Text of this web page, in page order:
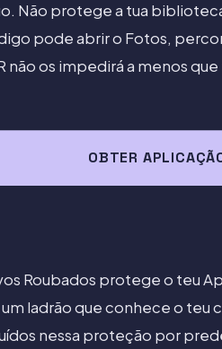
Não protege a tua
pode abrir o Fotos,
não os impedirá a menos
OBTER
Roubados protege o teu
ladrão que conhece o teu
nessa proteção por